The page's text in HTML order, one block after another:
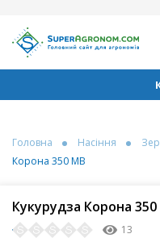
Головна Насіння
Корона 350 МВ
Кукурудза Корона
13